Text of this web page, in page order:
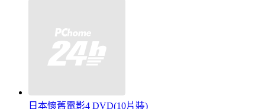
日本懷舊電影4 DVD(10片裝)